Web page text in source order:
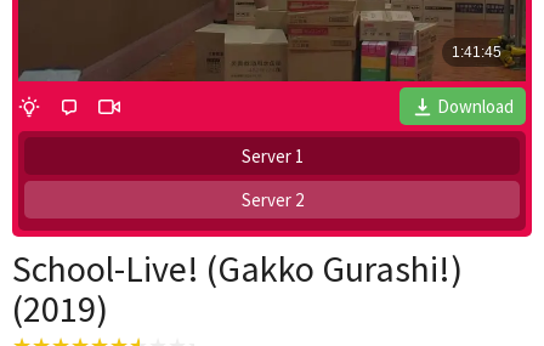
Download
Server 1
Server 2
School-Live! (Gakko Gurashi!)
(2019)